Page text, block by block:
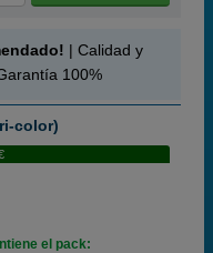
| Calidad y
100%
color)
el pack: